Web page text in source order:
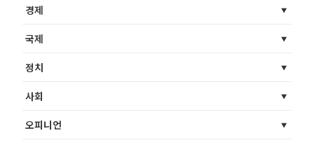
경제
국제
정치
사회
오피니언